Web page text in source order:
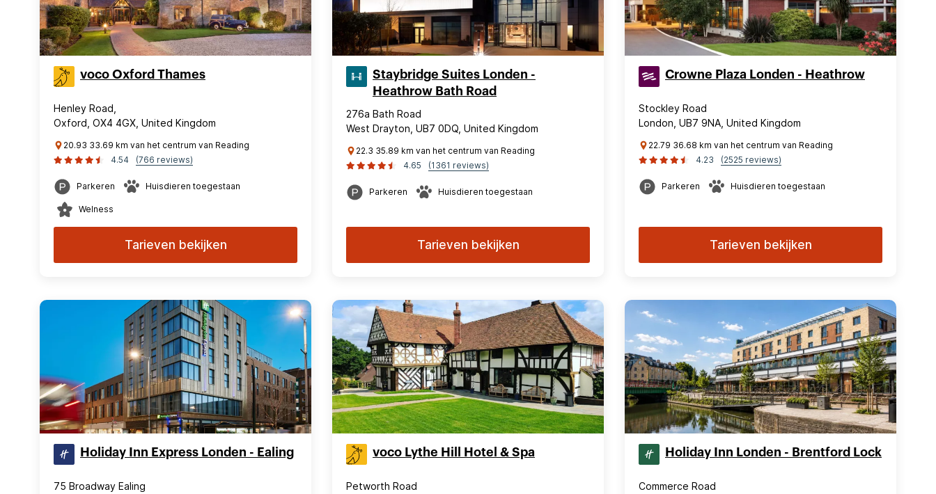
voco Oxford Thames
Henley Road,
Oxford, OX4 4GX, United Kingdom
20.93 33.69 km van het centrum van Reading
4.54
(766 reviews)
Parkeren Huisdieren toegestaan
Welness
Tarieven bekijken
Staybridge Suites Londen -
Heathrow Bath Road
276a Bath Road
West Drayton, UB7 0DQ, United Kingdom
22.3 35.89 km van het centrum van Reading
4.65
(1361 reviews)
Parkeren Huisdieren toegestaan
Tarieven bekijken
Crowne Plaza Londen - Heathrow
Stockley Road
London, UB7 9NA, United Kingdom
22.79 36.68 km van het centrum van Reading
4.23
(2525 reviews)
Parkeren Huisdieren toegestaan
Tarieven bekijken
Holiday Inn Express Londen - Ealing
75 Broadway Ealing
voco Lythe Hill Hotel & Spa
Petworth Road
Holiday Inn Londen - Brentford Lock
Commerce Road